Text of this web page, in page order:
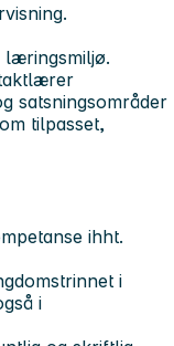
læringsmiljø.
satsningsområder
tilpasset,
ihht.
i
i